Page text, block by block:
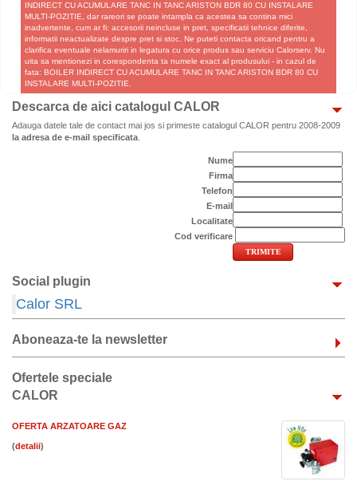
INDIRECT CU ACUMULARE TANC IN TANC ARISTON BDR 80 CU INSTALARE
MULTI-POZITIE, dar rareori se poate intampla ca acestea sa contina mici
inadvertente, cum ar fi: accesorii neincluse in pret, specificatii tehnice diferite,
informatii neactualizate despre pret si stoc. Ne puteti contacta oricand pentru a
clarifica eventuale nelamuriri in legatura cu orice produs sau serviciu Calorserv. Nu
uita sa mentionezi in corespondenta ta numele exact al produsului - in cazul de
fata: BOILER INDIRECT CU ACUMULARE TANC IN TANC ARISTON BDR 80 CU
INSTALARE MULTI-POZITIE.
Descarca de aici catalogul CALOR
Adauga datele tale de contact mai jos si primeste catalogul CALOR pentru 2008-2009
la adresa de e-mail specificata
Nume
Firma
Telefon
E-mail
Localitate
Cod verificare
Social plugin
Calor SRL
Aboneaza-te la newsletter
Ofertele speciale
CALOR
OFERTA ARZATOARE GAZ
( )